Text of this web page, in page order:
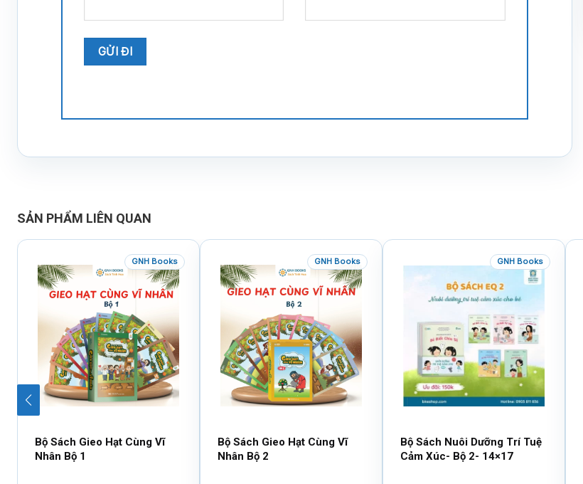
SẢN PHẨM LIÊN QUAN
GNH Books
Bộ Sách Gieo Hạt Cùng Vĩ
Nhân Bộ 1
GNH Books
Bộ Sách Gieo Hạt Cùng Vĩ
Nhân Bộ 2
GNH Books
Bộ Sách Nuôi Dưỡng Trí Tuệ
Cảm Xúc- Bộ 2- 14×17